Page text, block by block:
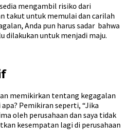
mengambil risiko dari
takut untuk memulai dan carilah
Anda pun harus sadar bahwa
dilakukan untuk menjadi maju.
memikirkan tentang kegagalan
Pemikiran seperti, “Jika
oleh perusahaan dan saya tidak
kesempatan lagi di perusahaan